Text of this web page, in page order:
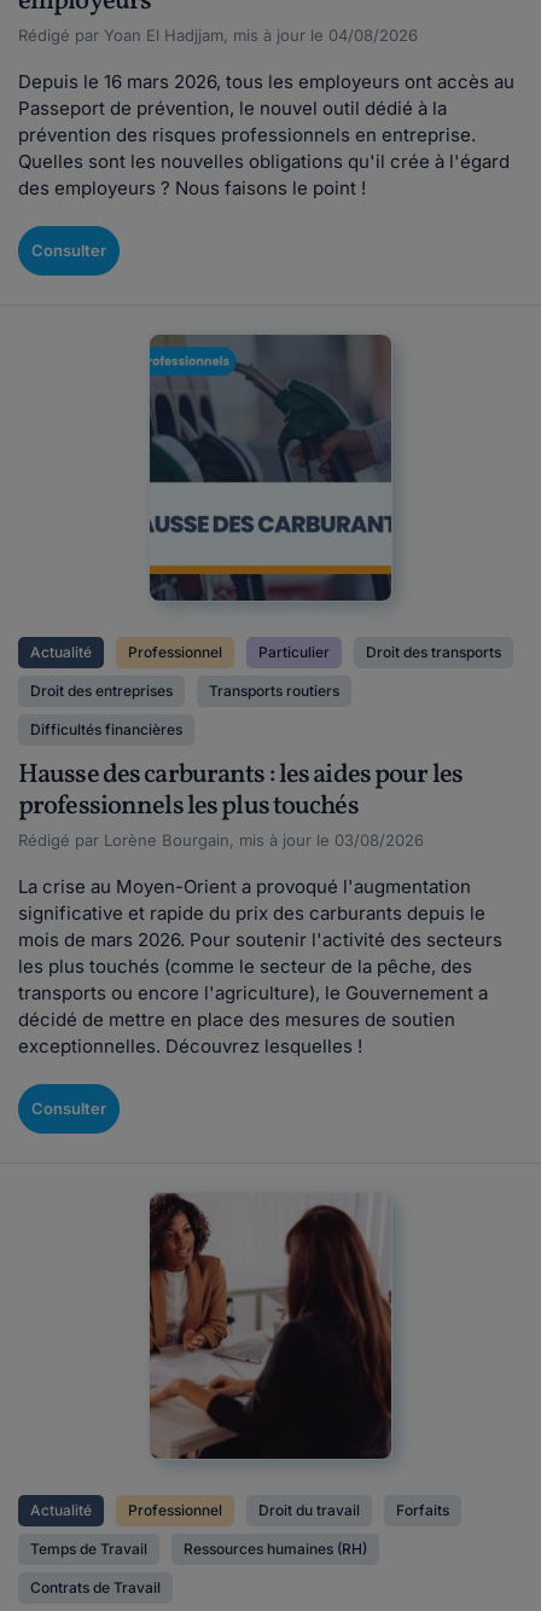
Rédigé par Yoan El Hadjjam, mis à jour le 04/08/2026
Depuis le 16 mars 2026, tous les employeurs ont accès au
Passeport de prévention, le nouvel outil dédié à la
prévention des risques professionnels en entreprise.
Quelles sont les nouvelles obligations qu'il crée à l'égard
des employeurs ? Nous faisons le point !
Consulter
Actualité Professionnel Particulier Droit des transports
Droit des entreprises Transports routiers
Difficultés financières
Hausse des carburants : les aides pour les
professionnels les plus touchés
Rédigé par Lorène Bourgain, mis à jour le 03/08/2026
La crise au Moyen-Orient a provoqué l'augmentation
significative et rapide du prix des carburants depuis le
mois de mars 2026. Pour soutenir l'activité des secteurs
les plus touchés (comme le secteur de la pêche, des
transports ou encore l'agriculture), le Gouvernement a
décidé de mettre en place des mesures de soutien
exceptionnelles. Découvrez lesquelles !
Consulter
Actualité Professionnel Droit du travail Forfaits
Temps de Travail Ressources humaines (RH)
Contrats de Travail